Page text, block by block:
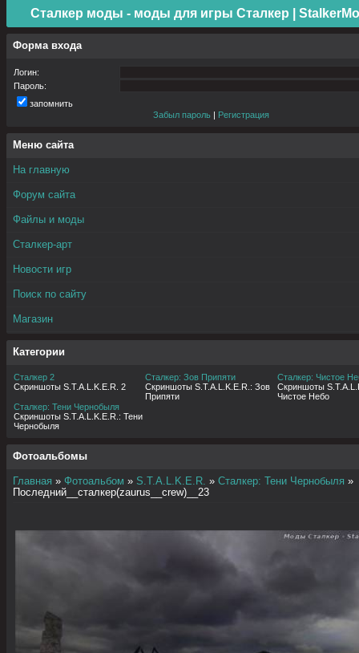
Сталкер моды - моды для игры Сталкер |
Форма входа
Логин:
Пароль:
запомнить
Забыл пароль | Регистрация
Меню сайта
На главную
Форум сайта
Файлы и моды
Сталкер-арт
Новости игр
Поиск по сайту
Магазин
Категории
Сталкер 2
Скриншоты S.T.A.L.K.E.R. 2
Сталкер: Зов Припяти
Скриншоты S.T.A.L.K.E.R.: Зов
Припяти
Сталкер: Чистое
Скриншоты
Чистое Небо
Сталкер: Тени Чернобыля
Скриншоты S.T.A.L.K.E.R.: Тени
Чернобыля
Фотоальбомы
Главная » Фотоальбом » S.T.A.L.K.E.R. » Сталкер: Тени Чернобыля »
Последний__сталкер(zaurus__crew)__23